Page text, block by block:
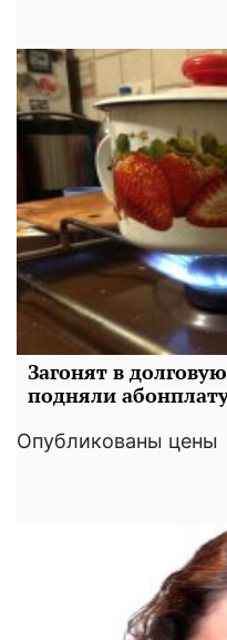
Загонят в
подняли
Опубликованы цены